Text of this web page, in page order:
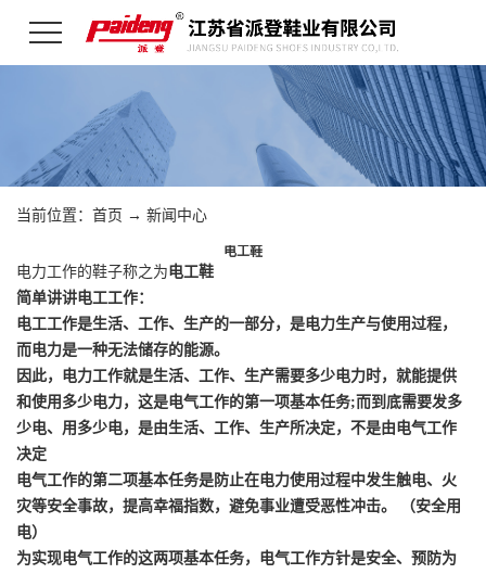
当前位置： 首页 → 新闻中心
电工鞋
电力工作的鞋子称之为电工鞋
简单讲讲电工工作：
电工工作是生活、工作、生产的一部分，是电力生产与使用过程，
而电力是一种无法储存的能源。
因此，电力工作就是生活、工作、生产需要多少电力时，就能提供
和使用多少电力，这是电气工作的第一项基本任务;而到底需要发多
少电、用多少电，是由生活、工作、生产所决定，不是由电气工作
决定
电气工作的第二项基本任务是防止在电力使用过程中发生触电、火
灾等安全事故，提高幸福指数，避免事业遭受恶性冲击。 （安全用
电）
为实现电气工作的这两项基本任务，电气工作方针是安全、预防为